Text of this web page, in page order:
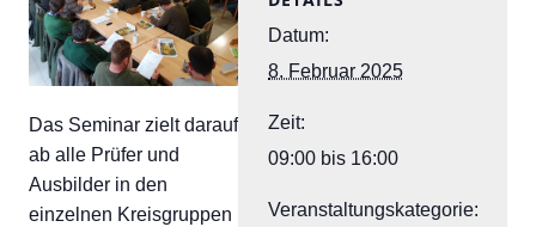
Das Seminar zielt darauf
ab alle Prüfer und
Ausbilder in den
einzelnen Kreisgruppen
Datum:
8. Februar 2025
Zeit:
09:00 bis 16:00
Veranstaltungskategorie: